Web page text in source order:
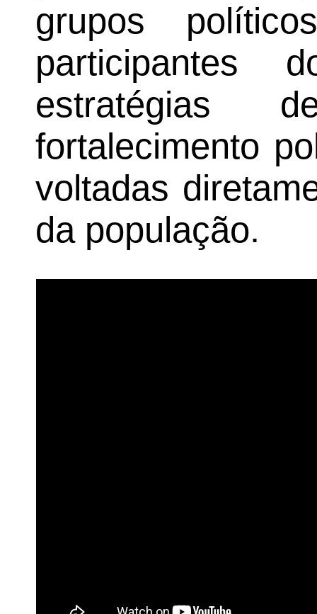
grupos
participantes
estratégias
fortalecimento
voltadas
da população.